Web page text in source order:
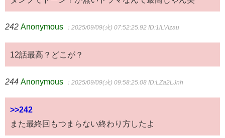
242 Anonymous ：2025/09/09(火) 07:52:25.92 ID:1lLVIzau
12話最高？どこが？
244 Anonymous ：2025/09/09(火) 09:58:25.08 ID:LZa2LJnh
>>242
また最終回もつまらない終わり方したよ